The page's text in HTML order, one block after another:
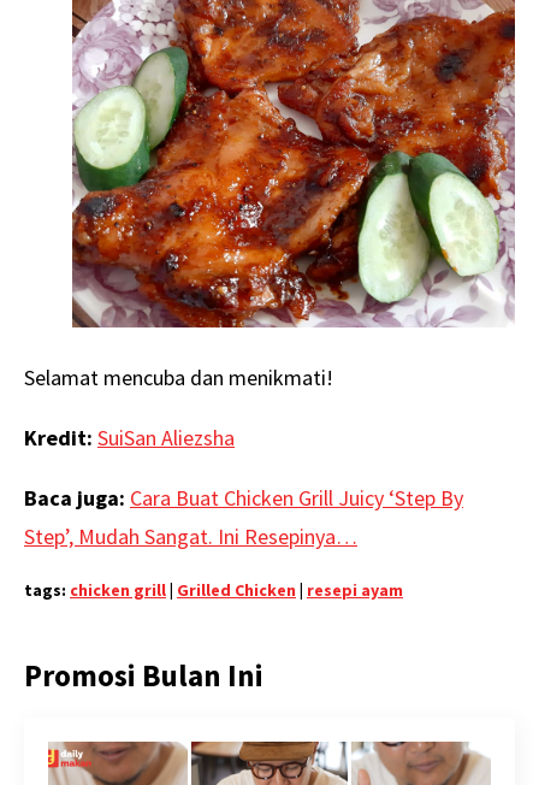
Selamat mencuba dan menikmati!
Kredit: SuiSan Aliezsha
Baca juga: Cara Buat Chicken Grill Juicy ‘Step By
Step’, Mudah Sangat. Ini Resepinya…
tags: chicken grill| Grilled Chicken | resepi ayam
Promosi Bulan Ini